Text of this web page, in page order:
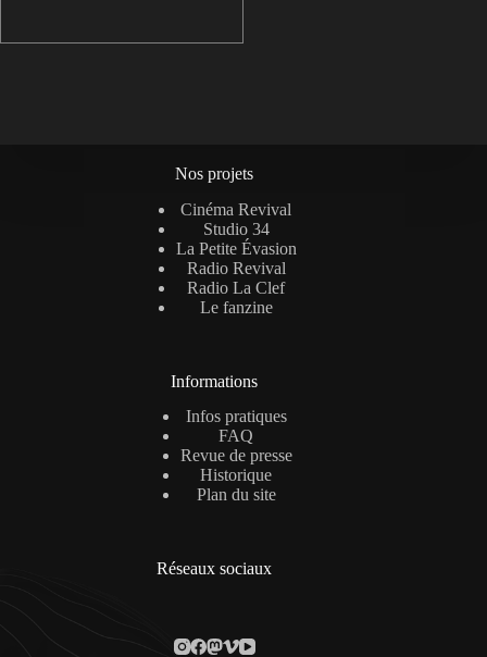
Nos projets
Cinéma Revival
Studio 34
La Petite Évasion
Radio Revival
Radio La Clef
Le fanzine
Informations
Infos pratiques
FAQ
Revue de presse
Historique
Plan du site
Réseaux sociaux